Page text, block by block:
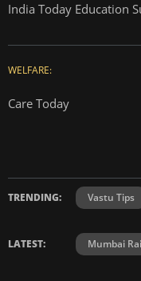
India Today Education
WELFARE:
Care Today
TRENDING: Vastu Tips
LATEST: Mumbai